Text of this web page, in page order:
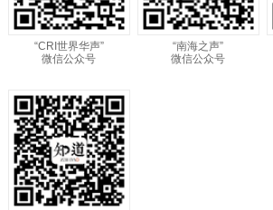
“CRI世界华声”
微信公众号
“南海之声”
微信公众号